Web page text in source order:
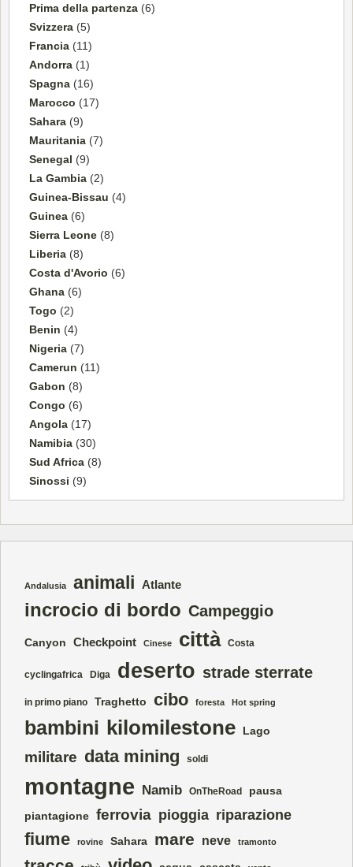
Prima della partenza (6)
Svizzera (5)
Francia (11)
Andorra (1)
Spagna (16)
Marocco (17)
Sahara (9)
Mauritania (7)
Senegal (9)
La Gambia (2)
Guinea-Bissau (4)
Guinea (6)
Sierra Leone (8)
Liberia (8)
Costa d'Avorio (6)
Ghana (6)
Togo (2)
Benin (4)
Nigeria (7)
Camerun (11)
Gabon (8)
Congo (6)
Angola (17)
Namibia (30)
Sud Africa (8)
Sinossi (9)
Andalusia animali Atlante
incrocio di bordo Campeggio
Canyon Checkpoint Cinese città Costa
cyclingafrica Diga deserto strade sterrate
in primo piano Traghetto cibo foresta Hot spring
bambini kilomilestone Lago
militare data mining soldi
montagne Namib OnTheRoad pausa
piantagione ferrovia pioggia riparazione
fiume rovine Sahara mare neve tramonto